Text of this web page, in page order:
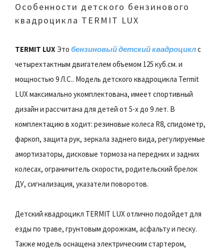
Особенности детского бензинового
квадроцикла TERMIT LUX
TERMIT LUX Это бензиновый детский квадроциклс
четырехтактным двигателем объемом 125 куб.см. и
мощностью 9 Л.С.. Модель детского квадроцикла Termit
LUX максимально укомплектована, имеет спортивный
дизайн и рассчитана для детей от 5-х до 9 лет. В
комплектацию в ходит: резиновые колеса R8, спидометр,
фаркоп, защита рук, зеркала заднего вида, регулируемые
амортизаторы, дисковые тормоза на передних и задних
колесах, ограничитель скорости, родительский брелок
ДУ, сигнализация, указатели поворотов.
Детский квадроцикл TERMIT LUX отлично подойдет для
езды по траве, грунтовым дорожкам, асфальту и песку.
Также модель оснащена электрическим стартером,